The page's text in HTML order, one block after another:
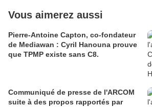
Vous aimerez aussi
Pierre-Antoine Capton, co-fondateur
de Mediawan : Cyril Hanouna prouve
que TPMP existe sans C8.
Communiqué de presse de l'ARCOM
suite à des propos rapportés par